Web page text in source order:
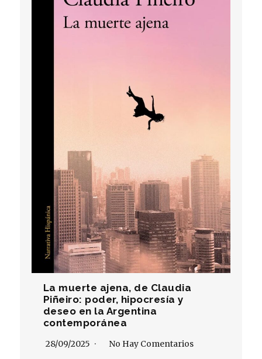
La muerte ajena, de Claudia
Piñeiro: poder, hipocresía y
deseo en la Argentina
contemporánea
28/09/2025 No Hay Comentarios